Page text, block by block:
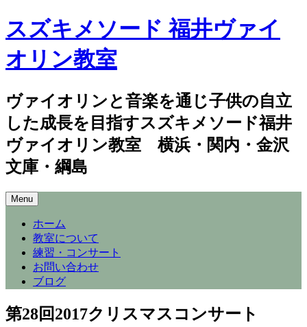
スズキメソード 福井ヴァイ
オリン教室
ヴァイオリンと音楽を通じ子供の自立
した成長を目指すスズキメソード福井
ヴァイオリン教室 横浜・関内・金沢
文庫・綱島
Menu
to
content
ホーム
教室について
練習・コンサート
お問い合わせ
ブログ
第28回2017クリスマスコンサート